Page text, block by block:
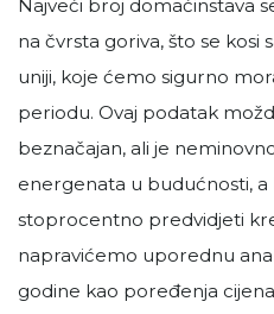
Najveći broj domaćinstava
na čvrsta goriva, što se kosi
uniji, koje ćemo sigurno
periodu. Ovaj podatak
beznačajan, ali je
energenata u budućnosti,
stoprocentno predvidjeti
napravićemo uporednu
godine kao poređenja